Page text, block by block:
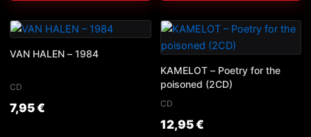
VAN HALEN – 1984
CD
7,95€
KAMELOT – Poetry for the
poisoned (2CD)
CD
12,95€